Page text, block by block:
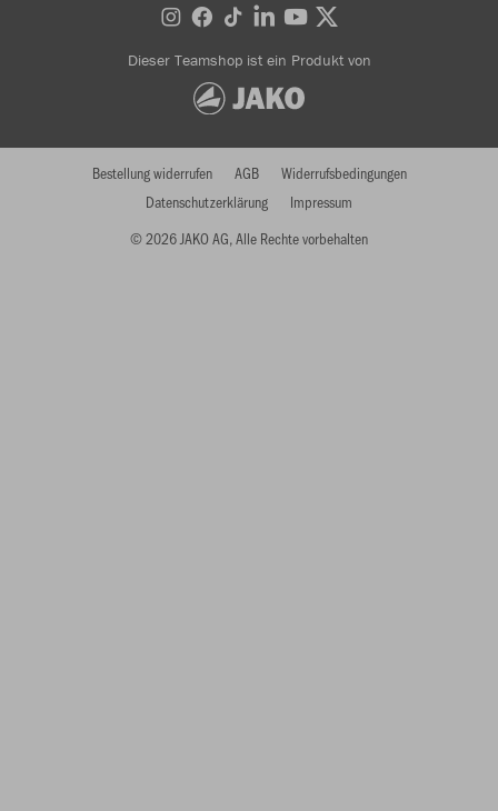
Dieser Teamshop ist ein Produkt von
© 2026 JAKO AG, Alle Rechte vorbehalten
Bestellung widerrufen AGB
Widerrufsbedingungen
Datenschutzerklärung
Impressum